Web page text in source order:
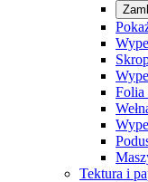
Folia
Tektura i